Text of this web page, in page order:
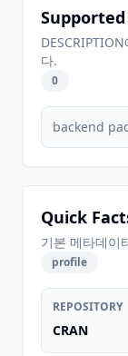
다.
0
backend
Quick
기본 메타데이
profile
REPOSITORY
CRAN